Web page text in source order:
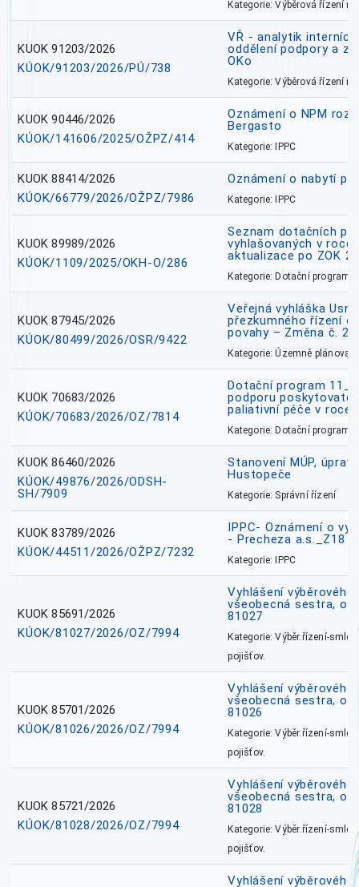
Kategorie: Výběrová řízení
KUOK 91203/2026
KÚOK/91203/2026/PÚ/738
VŘ - analytik
oddělení podpory a
OKo
Kategorie: Výběrová řízení
KUOK 90446/2026
KÚOK/141606/2025/OŽPZ/414
Oznámení o NPM
Bergasto
Kategorie: IPPC
KUOK 88414/2026
KÚOK/66779/2026/OŽPZ/7986
Oznámení o nabytí
Kategorie: IPPC
KUOK 89989/2026
KÚOK/1109/2025/OKH-O/286
Seznam dotačních
vyhlašovaných v roce
aktualizace po ZOK
Kategorie: Dotační
KUOK 87945/2026
KÚOK/80499/2026/OSR/9422
Veřejná vyhláška
přezkumného řízení
povahy – Změna č. 2
Kategorie: Územně
KUOK 70683/2026
KÚOK/70683/2026/OZ/7814
Dotační program
podporu
paliativní péče v roce
Kategorie: Dotační
KUOK 86460/2026
KÚOK/49876/2026/ODSH-
SH/7909
Stanovení MÚP,
Hustopeče
Kategorie: Správní řízení
KUOK 83789/2026
KÚOK/44511/2026/OŽPZ/7232
IPPC- Oznámení o
- Precheza a.s._Z18
Kategorie: IPPC
KUOK 85691/2026
KÚOK/81027/2026/OZ/7994
Vyhlášení
všeobecná sestra,
81027
Kategorie: Výběr.řízení-
pojišťov.
KUOK 85701/2026
KÚOK/81026/2026/OZ/7994
Vyhlášení
všeobecná sestra,
81026
Kategorie: Výběr.řízení-
pojišťov.
KUOK 85721/2026
KÚOK/81028/2026/OZ/7994
Vyhlášení
všeobecná sestra,
81028
Kategorie: Výběr.řízení-
pojišťov.
Vyhlášení